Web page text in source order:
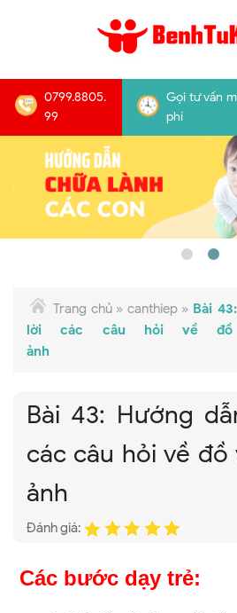
0799.8805.
99
Gọi tư vấn
phí
Trang chủ» canthiep» Bài
lời các câu hỏi về
ảnh
Bài 43: Hướng
các câu hỏi về đồ
ảnh
Đánh giá:
Các bước dạy trẻ: